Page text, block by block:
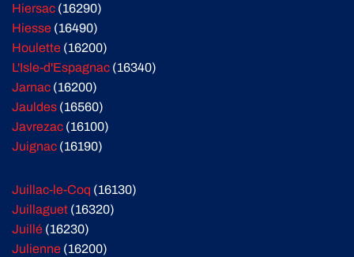
Hiersac (16290)
Hiesse (16490)
Houlette (16200)
L'Isle-d'Espagnac (16340)
Jarnac (16200)
Jauldes (16560)
Javrezac (16100)
Juignac (16190)
Juillac-le-Coq (16130)
Juillaguet (16320)
Juillé (16230)
Julienne (16200)